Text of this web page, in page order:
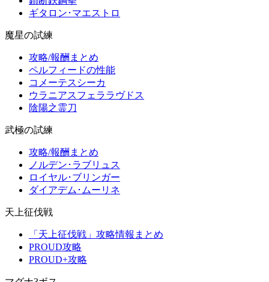
ギタロン･マエストロ
魔星の試練
攻略/報酬まとめ
ペルフィードの性能
コメーテスシーカ
ウラニアスフェララヴドス
陰陽之霊刀
武極の試練
攻略/報酬まとめ
ノルデン･ラブリュス
ロイヤル･ブリンガー
ダイアデム･ムーリネ
天上征伐戦
「天上征伐戦」攻略情報まとめ
PROUD攻略
PROUD+攻略